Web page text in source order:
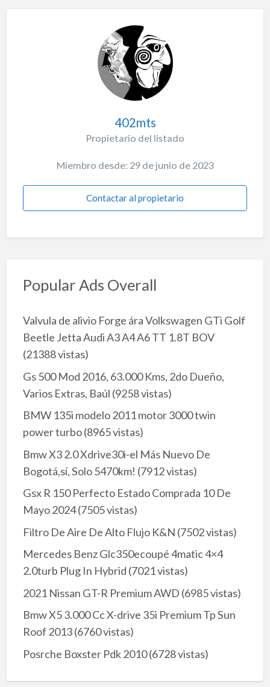
402mts
Propietario del listado
Miembro desde: 29 de junio de 2023
Contactar al propietario
Popular Ads Overall
Valvula de alivio Forge ára Volkswagen GTi Golf
Beetle Jetta Audi A3 A4 A6 TT 1.8T BOV
(21388 vistas)
Gs 500 Mod 2016, 63.000 Kms, 2do Dueño,
Varios Extras, Baúl (9258 vistas)
BMW 135i modelo 2011 motor 3000 twin
power turbo(8965 vistas)
Bmw X3 2.0 Xdrive30i-el Más Nuevo De
Bogotá,sí, Solo 5470km! (7912 vistas)
Gsx R 150 Perfecto Estado Comprada 10 De
Mayo 2024(7505 vistas)
Filtro De Aire De Alto Flujo K&N (7502 vistas)
Mercedes Benz Glc350ecoupé 4matic 4×4
2.0turb Plug In Hybrid (7021 vistas)
2021 Nissan GT-R Premium AWD (6985 vistas)
Bmw X5 3.000 Cc X-drive 35i Premium Tp Sun
Roof 2013(6760 vistas)
Posrche Boxster Pdk 2010(6728 vistas)